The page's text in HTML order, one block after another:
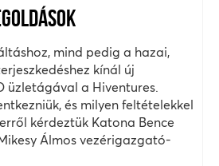
mind pedig a hazai,
kínál új
üzletágával a Hiventures.
és milyen feltételekkel
kérdeztük Katona Bence
Álmos vezérigazgató-